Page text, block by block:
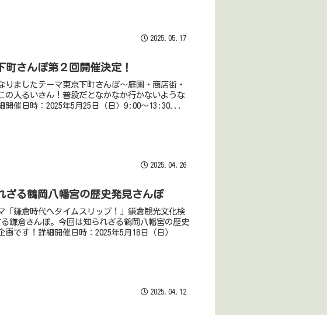
2025.05.17
町さんぽ第２回開催決定！
りましたテーマ東京下町さんぽ〜庭園・商店街・
の人るいさん！普段だとなかなか行かないような
開催日時：2025年5月25日（日）9:00〜13:30...
2025.04.26
ざる鶴岡八幡宮の歴史発見さんぽ
「鎌倉時代へタイムスリップ！」鎌倉観光文化検
鎌倉さんぽ。今回は知られざる鶴岡八幡宮の歴史
です！詳細開催日時：2025年5月18日（日）
2025.04.12